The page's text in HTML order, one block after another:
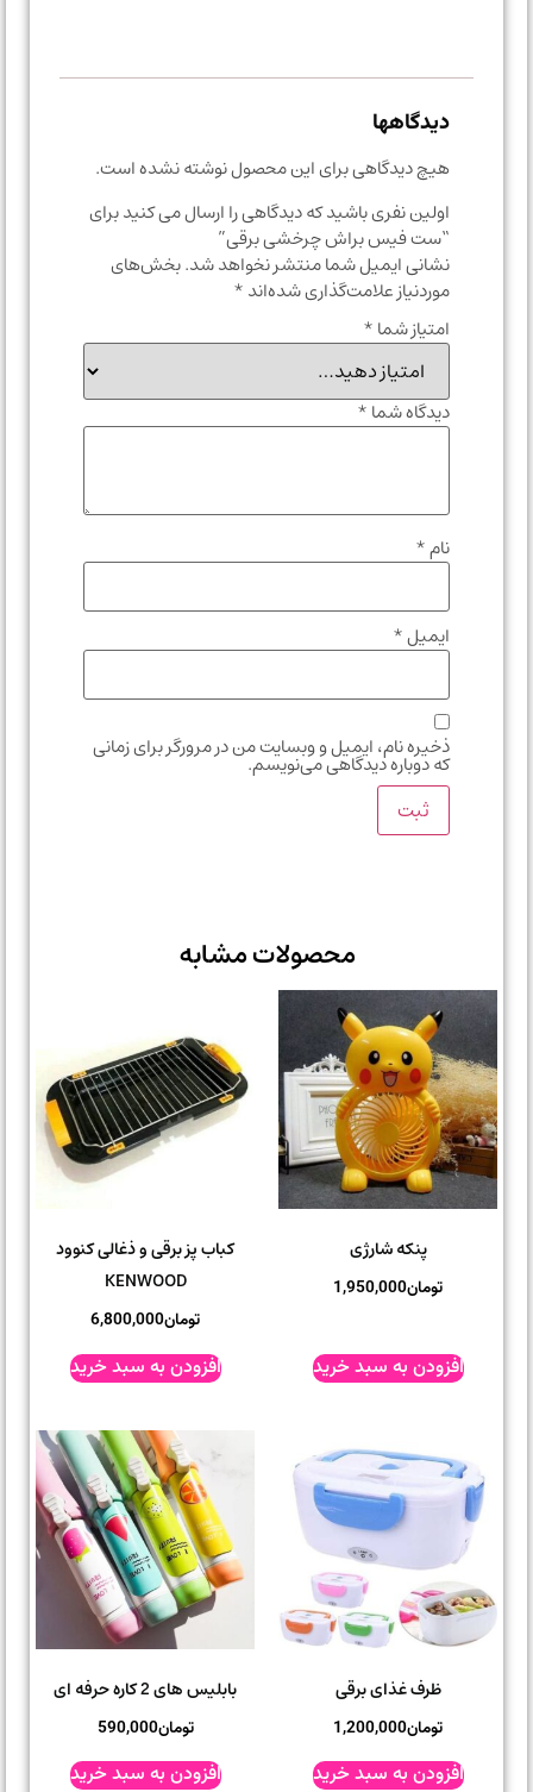
دیدگاهها
هیچ دیدگاهی برای این محصول نوشته نشده است.
اولین نفری باشید که دیدگاهی را ارسال می کنید برای
“ست فیس براش چرخشی برقی”
نشانی ایمیل شما منتشر نخواهد شد.بخش‌های
موردنیاز علامت‌گذاری شده‌اند*
امتیاز شما*
دیدگاه شما*
ایمیل*
ذخیره نام، ایمیل و وبسایت من در مرورگر برای زمانی
که دوباره دیدگاهی می‌نویسم.
محصولات مشابه
پنکه شارژی
1,950,000
افزودن به سبد خرید
کباب پز برقی و ذغالی کنوود
KENWOOD
6,800,000
افزودن به سبد خرید
ظرف غذای برقی
1,200,000
افزودن به سبد خرید
بابلیس های 2 کاره حرفه ای
590,000
افزودن به سبد خرید